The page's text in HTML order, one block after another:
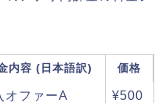
内容 (日本語訳) 価格
オファーA ¥500